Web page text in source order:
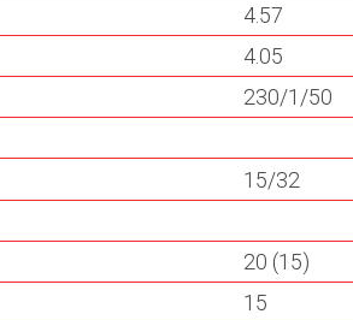
4.57
4.05
230/1/50
15/32
20 (15)
15